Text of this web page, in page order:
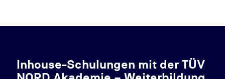
Inhouse-Schulungen mit der TÜV